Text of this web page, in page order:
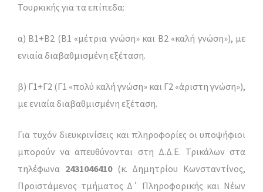
Τουρκικής για τα επίπεδα:
α) Β1+Β2 (Β1 «μέτρια γνώση» και Β2 «καλή γνώση»), με
ενιαία διαβαθμισμένη εξέταση.
β) Γ1+Γ2 (Γ1 «πολύ καλή γνώση» και Γ2 «άριστη γνώση»),
με ενιαία διαβαθμισμένη εξέταση.
Για τυχόν διευκρινίσεις και πληροφορίες οι υποψήφιοι
μπορούν να απευθύνονται στη Δ.Δ.Ε. Τρικάλων στα
τηλέφωνα 2431046410(κ. Δημητρίου Κωνσταντίνος,
Προϊστάμενος τμήματος Δ΄ Πληροφορικής και Νέων